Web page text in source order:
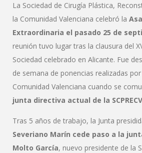
La Sociedad de Cirugía Plástica,
la Comunidad Valenciana celebró la
Extraordinaria el pasado 25 de
reunión tuvo lugar tras la clausura del
Sociedad celebrado en Alicante. Fue
de semana de ponencias realizadas
Comunidad Valenciana cuando se
junta directiva actual de la SCPRECV
Tras 5 años de trabajo, la Junta
Severiano Marín cede paso a la
Molto García, nuevo presidente de la